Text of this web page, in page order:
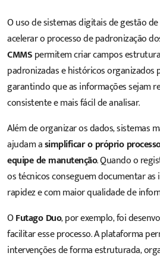
O uso de sistemas digitais de gestão
acelerar o processo de padronização
CMMSpermitem criar campos
padronizadas e históricos organizados
garantindo que as informações sejam
consistente e mais fácil de analisar.
Além de organizar os dados, sistemas
ajudam asimplificar o próprio
equipe de manutenção. Quando o
os técnicos conseguem documentar as
rapidez e com maior qualidade de
OFutago Duo, por exemplo, foi
facilitar esse processo. A plataforma
intervenções de forma estruturada,